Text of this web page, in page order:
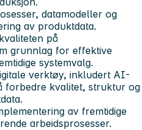
datamodeller og
av produktdata.
på
grunnlag for effektive
systemvalg.
verktøy, inkludert AI-
forbedre kvalitet, struktur og
av fremtidige
arbeidsprosesser.